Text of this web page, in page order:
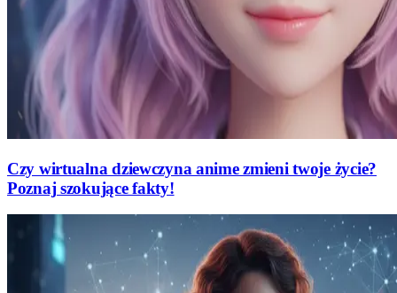
Czy wirtualna dziewczyna anime zmieni twoje życie?
Poznaj szokujące fakty!